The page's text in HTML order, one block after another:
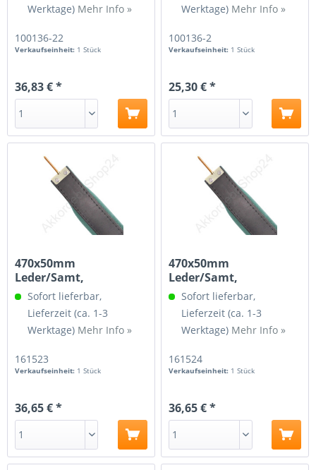
Werktage) Mehr Info »
100136-22
Verkaufseinheit: 1 Stück
36,83 € *
Werktage) Mehr Info »
100136-2
Verkaufseinheit: 1 Stück
25,30 € *
470x50mm
Leder/Samt,
Spindelgewinde 3/16,
Leder...
Sofort lieferbar,
Lieferzeit (ca. 1-3
Werktage) Mehr Info »
161523
Verkaufseinheit: 1 Stück
36,65 € *
470x50mm
Leder/Samt,
Spindelgewinde M4,
Leder...
Sofort lieferbar,
Lieferzeit (ca. 1-3
Werktage) Mehr Info »
161524
Verkaufseinheit: 1 Stück
36,65 € *